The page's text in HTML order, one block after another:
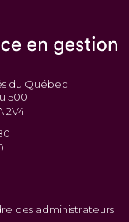
du Québec
500
2V4
des administrateurs